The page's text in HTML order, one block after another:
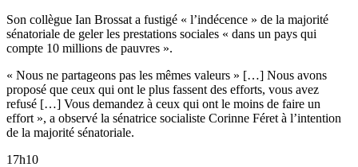
Son collègue Ian Brossat a fustigé « l’indécence » de la majorité
sénatoriale de geler les prestations sociales « dans un pays qui
compte 10 millions de pauvres ».
« Nous ne partageons pas les mêmes valeurs » […] Nous avons
proposé que ceux qui ont le plus fassent des efforts, vous avez
refusé […] Vous demandez à ceux qui ont le moins de faire un
effort », a observé la sénatrice socialiste Corinne Féret à l’intention
de la majorité sénatoriale.
17h10